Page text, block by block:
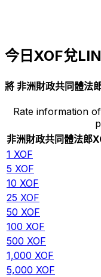
今日XOF兌
將 非洲財政共同體法
Rate information
非洲財政共同體法郎
1 XOF
5 XOF
10 XOF
25 XOF
50 XOF
100 XOF
500 XOF
1,000 XOF
5,000 XOF